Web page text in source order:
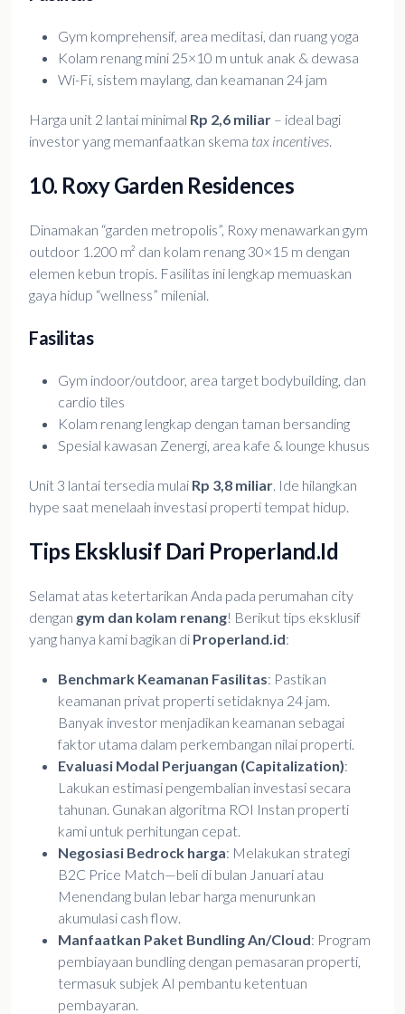
Gym komprehensif, area meditasi, dan ruang yoga
Kolam renang mini 25×10 m untuk anak & dewasa
Wi-Fi, sistem maylang, dan keamanan 24 jam
Harga unit 2 lantai minimal Rp 2,6 miliar – ideal bagi
investor yang memanfaatkan skema tax incentives.
10. Roxy Garden Residences
Dinamakan “garden metropolis”, Roxy menawarkan gym
outdoor 1.200 m² dan kolam renang 30×15 m dengan
elemen kebun tropis. Fasilitas ini lengkap memuaskan
gaya hidup “wellness” milenial.
Fasilitas
Gym indoor/outdoor, area target bodybuilding, dan
cardio tiles
Kolam renang lengkap dengan taman bersanding
Spesial kawasan Zenergi, area kafe & lounge khusus
Unit 3 lantai tersedia mulai Rp 3,8 miliar. Ide hilangkan
hype saat menelaah investasi properti tempat hidup.
Tips Eksklusif Dari Properland.id
Selamat atas ketertarikan Anda pada perumahan city
dengan gym dan kolam renang! Berikut tips eksklusif
yang hanya kami bagikan di Properland.id:
Benchmark Keamanan Fasilitas: Pastikan
keamanan privat properti setidaknya 24 jam.
Banyak investor menjadikan keamanan sebagai
faktor utama dalam perkembangan nilai properti.
Evaluasi Modal Perjuangan (Capitalization):
Lakukan estimasi pengembalian investasi secara
tahunan. Gunakan algoritma ROI Instan properti
kami untuk perhitungan cepat.
Negosiasi Bedrock harga: Melakukan strategi
B2C Price Match—beli di bulan Januari atau
Menendang bulan lebar harga menurunkan
akumulasi cash flow.
Manfaatkan Paket Bundling An/Cloud: Program
pembiayaan bundling dengan pemasaran properti,
termasuk subjek AI pembantu ketentuan
pembayaran.